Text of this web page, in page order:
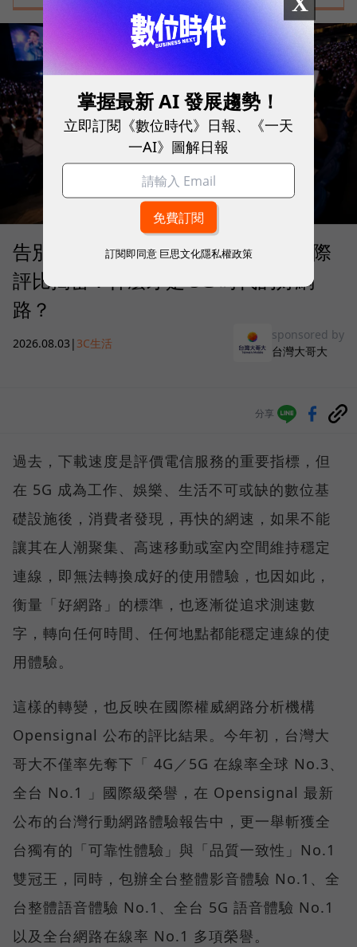
告別「極速迷思」！Opensignal 國際
評比揭密：什麼才是 5G 時代的好網
路？
2026.08.03 | 3C生活
sponsored by
台灣大哥大
分享
過去，下載速度是評價電信服務的重要指標，但
在 5G 成為工作、娛樂、生活不可或缺的數位基
礎設施後，消費者發現，再快的網速，如果不能
讓其在人潮聚集、高速移動或室內空間維持穩定
連線，即無法轉換成好的使用體驗，也因如此，
衡量「好網路」的標準，也逐漸從追求測速數
字，轉向任何時間、任何地點都能穩定連線的使
用體驗。
這樣的轉變，也反映在國際權威網路分析機構
Opensignal 公布的評比結果。今年初，台灣大
哥大不僅率先奪下「 4G／5G 在線率全球 No.3、
全台 No.1 」國際級榮譽，在 Opensignal 最新
公布的台灣行動網路體驗報告中，更一舉斬獲全
台獨有的「可靠性體驗」與「品質一致性」No.1
雙冠王，同時，包辦全台整體影音體驗 No.1、全
台整體語音體驗 No.1、全台 5G 語音體驗 No.1
以及全台網路在線率 No.1 多項榮譽。
掌握最新 AI 發展趨勢！
立即訂閱《數位時代》日報、《一天
一AI》圖解日報
訂閱即同意 巨思文化隱私權政策